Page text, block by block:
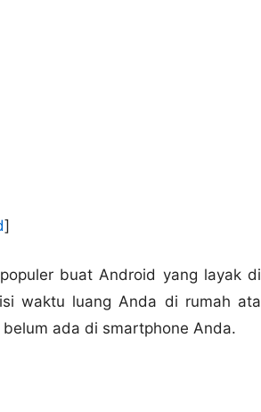
]
buat Android yang layak
waktu luang Anda di rumah
ada di smartphone Anda.